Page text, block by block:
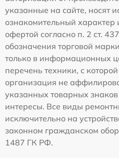
указанные на сайте, носят
ознакомительный характер
офертой согласно п. 2 ст.
обозначения торговой
только в информационных
перечень техники, с
организация не
указанных товарных
интересы. Все виды
исключительно на
законном гражданском
1487 ГК РФ.